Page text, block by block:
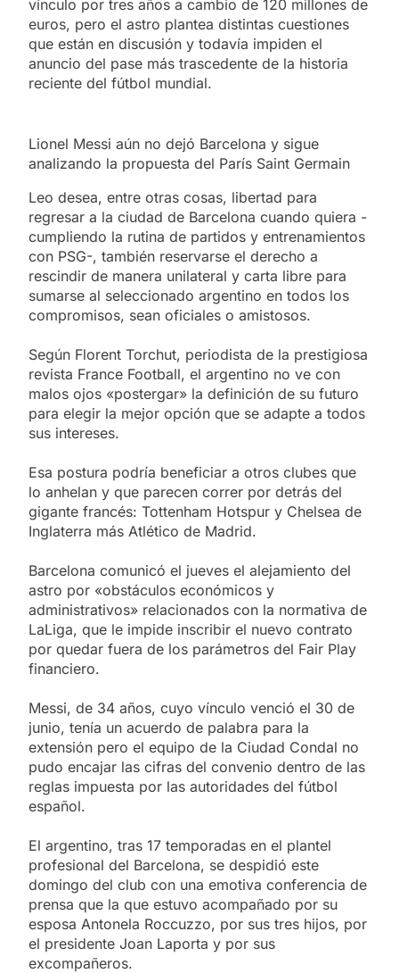
vínculo por tres años a cambio de 120 millones de
euros, pero el astro plantea distintas cuestiones
que están en discusión y todavía impiden el
anuncio del pase más trascedente de la historia
reciente del fútbol mundial.
Lionel Messi aún no dejó Barcelona y sigue
analizando la propuesta del París Saint Germain
Leo desea, entre otras cosas, libertad para
regresar a la ciudad de Barcelona cuando quiera -
cumpliendo la rutina de partidos y entrenamientos
con PSG-, también reservarse el derecho a
rescindir de manera unilateral y carta libre para
sumarse al seleccionado argentino en todos los
compromisos, sean oficiales o amistosos.
Según Florent Torchut, periodista de la prestigiosa
revista France Football, el argentino no ve con
malos ojos «postergar» la definición de su futuro
para elegir la mejor opción que se adapte a todos
sus intereses.
Esa postura podría beneficiar a otros clubes que
lo anhelan y que parecen correr por detrás del
gigante francés: Tottenham Hotspur y Chelsea de
Inglaterra más Atlético de Madrid.
Barcelona comunicó el jueves el alejamiento del
astro por «obstáculos económicos y
administrativos» relacionados con la normativa de
LaLiga, que le impide inscribir el nuevo contrato
por quedar fuera de los parámetros del Fair Play
financiero.
Messi, de 34 años, cuyo vínculo venció el 30 de
junio, tenía un acuerdo de palabra para la
extensión pero el equipo de la Ciudad Condal no
pudo encajar las cifras del convenio dentro de las
reglas impuesta por las autoridades del fútbol
español.
El argentino, tras 17 temporadas en el plantel
profesional del Barcelona, se despidió este
domingo del club con una emotiva conferencia de
prensa que la que estuvo acompañado por su
esposa Antonela Roccuzzo, por sus tres hijos, por
el presidente Joan Laporta y por sus
excompañeros.